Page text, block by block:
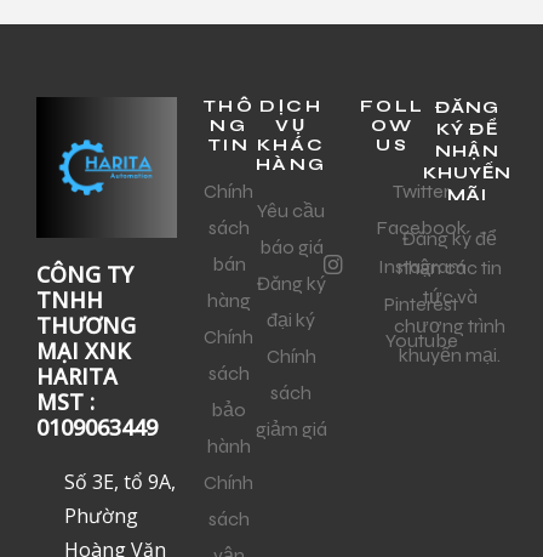
CÔNG TY
TNHH
THƯƠNG
MẠI XNK
HARITA
MST :
0109063449
Số 3E, tổ 9A,
Phường
Hoàng Văn
THÔ
NG
TIN
Chính
sách
bán
hàng
Chính
sách
bảo
hành
Chính
sách
DỊCH
VỤ
KHÁC
HÀNG
Yêu cầu
báo giá
Đăng ký
đại ký
Chính
sách
giảm giá
FOLL
OW
US
Twitter
Facebook
Instagram
Pinterest
Youtube
ĐĂNG
KÝ ĐỂ
NHẬN
KHUYẾN
MÃI
Đăng ký để
nhận các tin
tức và
chương trình
khuyến mại.